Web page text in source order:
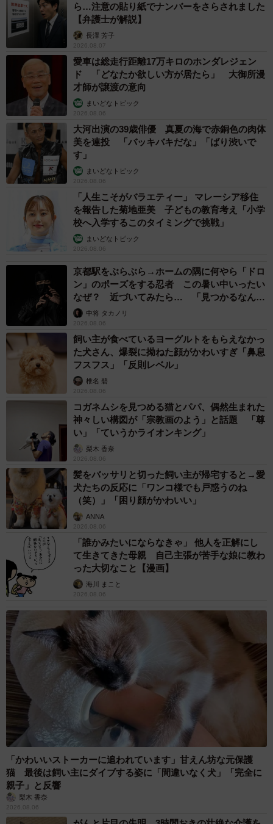
ら…注意の貼り紙でナンバーをさらされました
【弁護士が解説】
長澤 芳子
2026.08.07
愛車は総走行距離17万キロのホンダレジェン
ド 「どなたか欲しい方が居たら」 大御所漫
才師が譲渡の意向
まいどなトピック
2026.08.06
大河出演の39歳俳優 真夏の海で赤銅色の肉体
美を連投 「バッキバキだな」「ばり渋いで
す」
まいどなトピック
2026.08.06
「人生こそがバラエティー」 マレーシア移住
を報告した菊地亜美 子どもの教育考え「小学
校へ入学するこのタイミングで挑戦」
まいどなトピック
2026.08.06
京都駅をぶらぶら→ホームの隅に何やら「ドロ
ン」のポーズをする忍者 この暑い中いったい
なぜ？ 近づいてみたら… 「見つかるなんて
未熟」中将 タカノリ
2026.08.06
飼い主が食べているヨーグルトをもらえなかっ
た犬さん、爆裂に拗ねた顔がかわいすぎ「鼻息
フスフス」「反則レベル」
椎名 碧
2026.08.06
コガネムシを見つめる猫とパパ、偶然生まれた
神々しい構図が「宗教画のよう」と話題 「尊
い」「ていうかライオンキング」
梨木 香奈
2026.08.06
髪をバッサリと切った飼い主が帰宅すると→愛
犬たちの反応に「ワンコ様でも戸惑うのね
（笑）」「困り顔がかわいい」
ANNA
2026.08.06
「誰かみたいにならなきゃ」 他人を正解にし
て生きてきた母親 自己主張が苦手な娘に教わ
った大切なこと【漫画】
海川 まこと
2026.08.06
「かわいいストーカーに追われています」甘えん坊な元保護
猫 最後は飼い主にダイブする姿に「間違いなく犬」「完全に
親子」と反響
梨木 香奈
2026.08.06